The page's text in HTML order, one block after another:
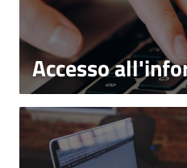
Accesso